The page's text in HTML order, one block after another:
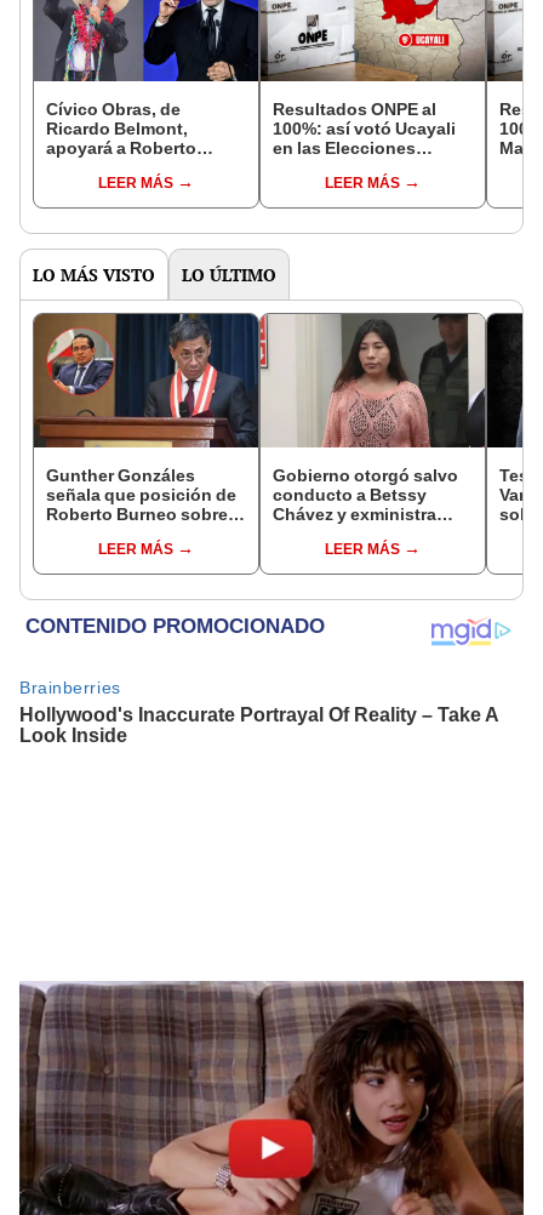
Cívico Obras, de
Ricardo Belmont,
apoyará a Roberto
vuelta: "Es tiempo de
volver a unir al Perú"
LEER MÁS
Resultados ONPE al
100%: así votó Ucayali
en las Elecciones
conteo oficial
LEER MÁS
LO MÁS VISTO LO ÚLTIMO
Gunther Gonzáles
señala que posición de
Roberto Burneo sobre
Aliaga no representan al
JNE
LEER MÁS
Gobierno otorgó salvo
conducto a Betssy
Chávez y exministra
madrugadaLEER MÁS